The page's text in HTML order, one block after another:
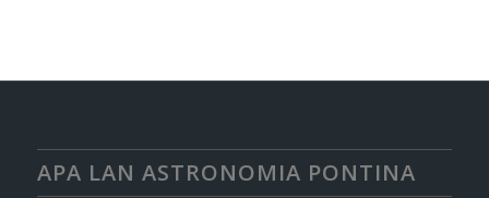
APA LAN ASTRONOMIA PONTINA